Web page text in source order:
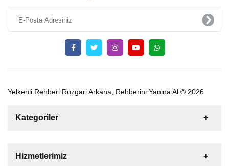
Yelkenli Rehberi Rüzgari Arkana, Rehberini Yanina Al © 2026
Kategoriler
Tekne
Hizmetlerimiz